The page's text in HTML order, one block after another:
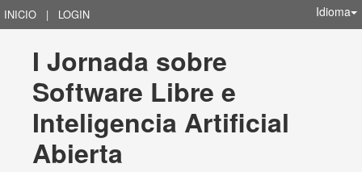
INICIO | LOGIN Idioma
I Jornada sobre
Software Libre e
Inteligencia Artificial
Abierta